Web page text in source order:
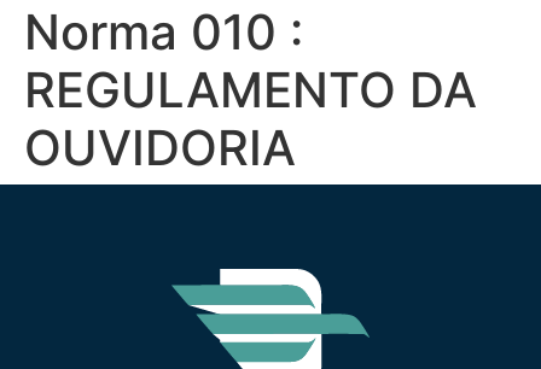
Norma 010 :
REGULAMENTO DA
OUVIDORIA